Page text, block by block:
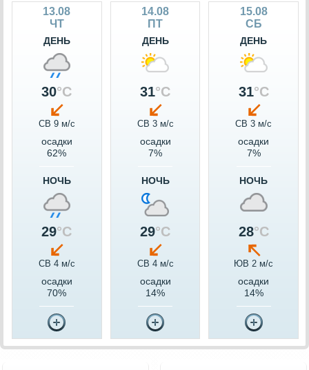
13.08
ЧТ
ДЕНЬ
30°C
СВ 9 м/c
осадки
62%
НОЧЬ
29°C
СВ 4 м/c
осадки
70%
14.08
ПТ
ДЕНЬ
31°C
СВ 3 м/c
осадки
7%
НОЧЬ
29°C
СВ 4 м/c
осадки
14%
15.08
СБ
ДЕНЬ
31°C
СВ 3 м/c
осадки
7%
НОЧЬ
28°C
ЮВ 2 м/c
осадки
14%